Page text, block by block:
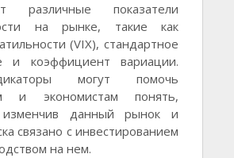
различные показатели
на рынке, такие как
(VIX), стандартное
и коэффициент вариации.
могут помочь
и экономистам понять,
изменчив данный рынок и
связано с инвестированием
на нем.